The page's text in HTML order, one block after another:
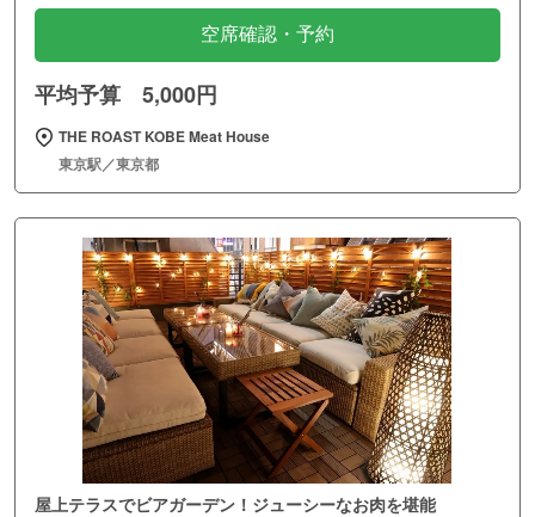
空席確認・予約
平均予算 5,000円
THE ROAST KOBE Meat House
東京駅／東京都
屋上テラスでビアガーデン！ジューシーなお肉を堪能